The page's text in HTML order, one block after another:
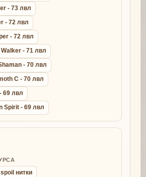
- 73 лвл
- 72 лвл
- 72 лвл
- 71 лвл
- 70 лвл
C - 70 лвл
69 лвл
Spirit - 69 лвл
нитки